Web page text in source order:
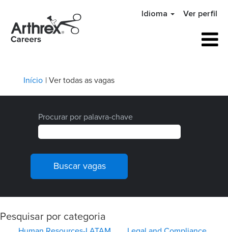
Idioma Ver perfil
Início |Ver todas as vagas(página
Procurar por palavra-chave
Pesquisar por categoria